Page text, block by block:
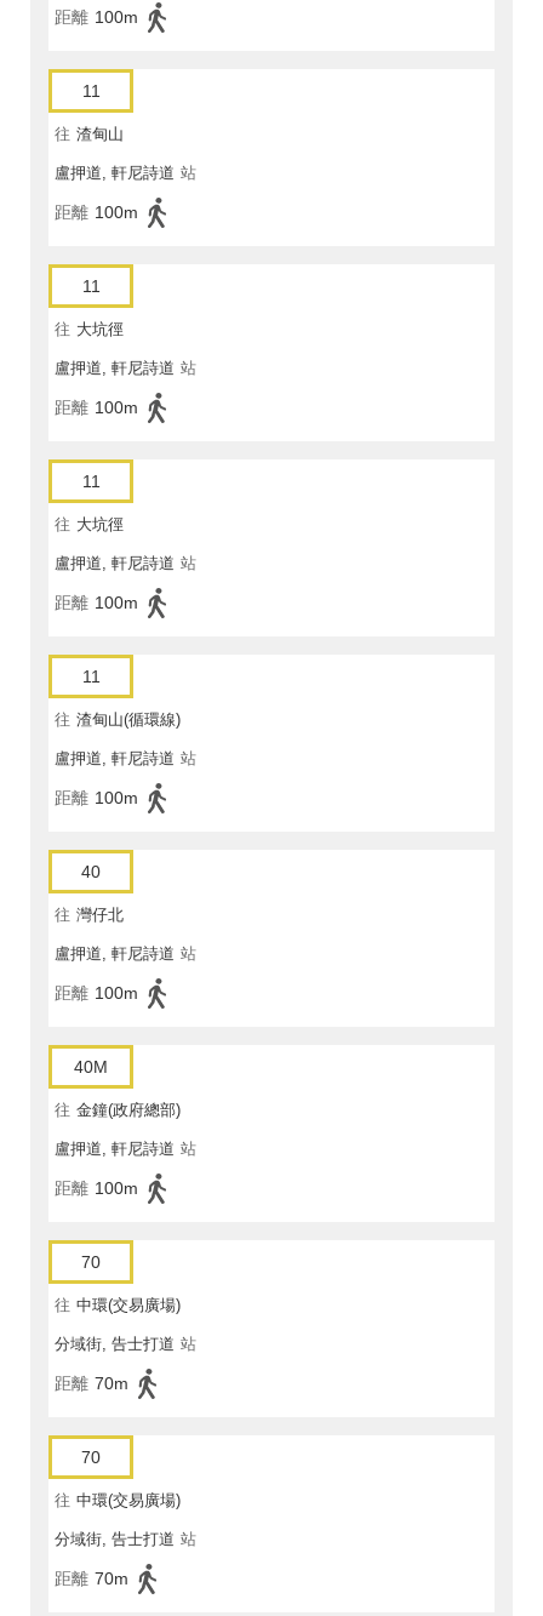
距離 100m
11
往 渣甸山
盧押道, 軒尼詩道 站
距離 100m
11
往 大坑徑
盧押道, 軒尼詩道 站
距離 100m
11
往 大坑徑
盧押道, 軒尼詩道 站
距離 100m
11
往 渣甸山(循環線)
盧押道, 軒尼詩道 站
距離 100m
40
往 灣仔北
盧押道, 軒尼詩道 站
距離 100m
40M
往 金鐘(政府總部)
盧押道, 軒尼詩道 站
距離 100m
70
往 中環(交易廣場)
分域街, 告士打道 站
距離 70m
70
往 中環(交易廣場)
分域街, 告士打道 站
距離 70m